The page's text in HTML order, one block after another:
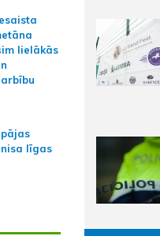
lielākās
līgas